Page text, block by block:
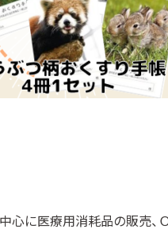
に医療用消耗品の販売、